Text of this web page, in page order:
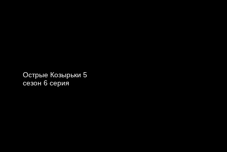
Острые Козырьки 5
cезон 6 cерия